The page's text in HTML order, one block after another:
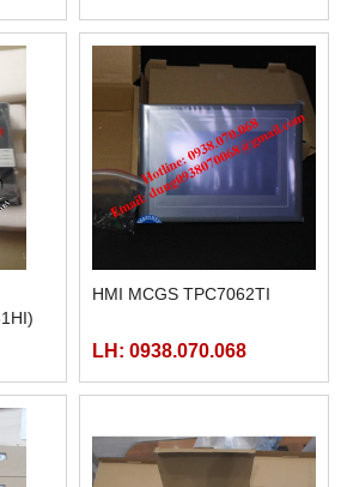
HMI MCGS TPC7062TI
LH: 0938.070.068